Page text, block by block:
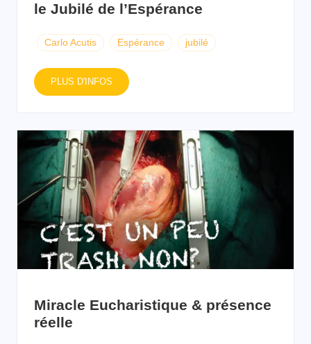
le Jubilé de l’Espérance
Carlo Acutis Espérance jubilé
PLUS D'INFOS
Miracle Eucharistique & présence
réelle